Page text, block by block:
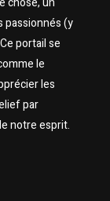
passionnés (y
portail se
le
les
par
notre esprit.